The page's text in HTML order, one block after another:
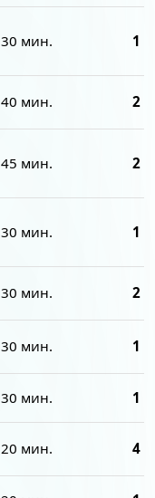
30 мин. 1
40 мин. 2
45 мин. 2
30 мин. 1
30 мин. 2
30 мин. 1
30 мин. 1
20 мин. 4